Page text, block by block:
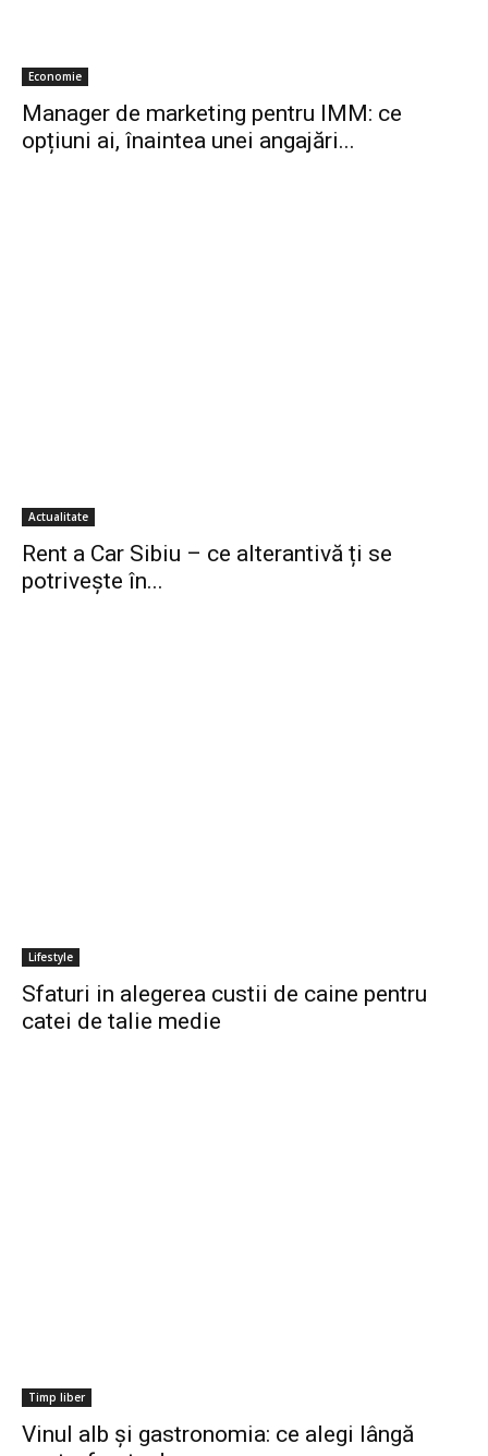
Economie
Manager de marketing pentru IMM: ce
opțiuni ai, înaintea unei angajări...
Actualitate
Rent a Car Sibiu – ce alterantivă ți se
potrivește în...
Lifestyle
Sfaturi in alegerea custii de caine pentru
catei de talie medie
Timp liber
Vinul alb și gastronomia: ce alegi lângă